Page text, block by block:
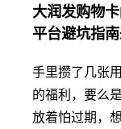
大润发购物
平台避坑指
手里攒了几张
的福利，要么
放着怕过期，